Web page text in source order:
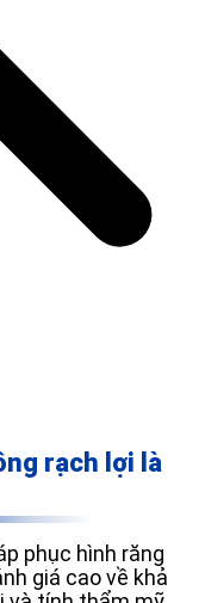
rạch lợi là
phục hình răng
giá cao về khả